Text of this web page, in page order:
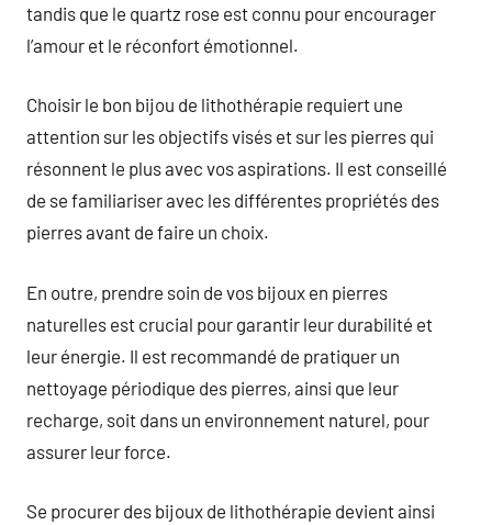
tandis que le quartz rose est connu pour encourager
l’amour et le réconfort émotionnel.
Choisir le bon bijou de lithothérapie requiert une
attention sur les objectifs visés et sur les pierres qui
résonnent le plus avec vos aspirations. Il est conseillé
de se familiariser avec les différentes propriétés des
pierres avant de faire un choix.
En outre, prendre soin de vos bijoux en pierres
naturelles est crucial pour garantir leur durabilité et
leur énergie. Il est recommandé de pratiquer un
nettoyage périodique des pierres, ainsi que leur
recharge, soit dans un environnement naturel, pour
assurer leur force.
Se procurer des bijoux de lithothérapie devient ainsi